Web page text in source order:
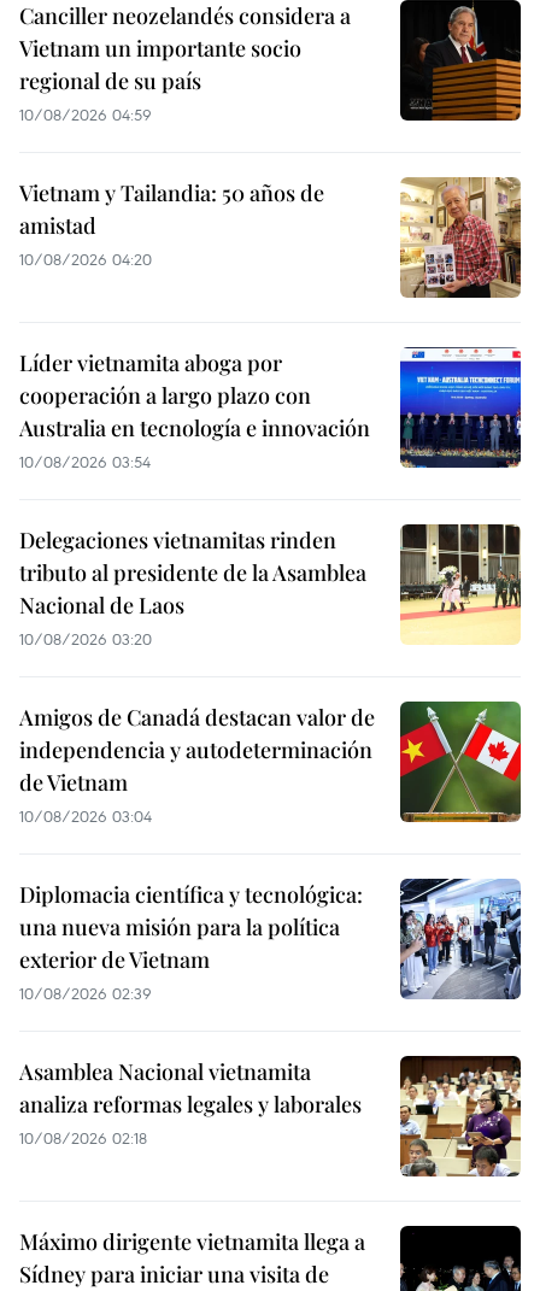
Canciller neozelandés considera a
Vietnam un importante socio
regional de su país
10/08/2026 04:59
Vietnam y Tailandia: 50 años de
amistad
10/08/2026 04:20
Líder vietnamita aboga por
cooperación a largo plazo con
Australia en tecnología e innovación
10/08/2026 03:54
Delegaciones vietnamitas rinden
tributo al presidente de la Asamblea
Nacional de Laos
10/08/2026 03:20
Amigos de Canadá destacan valor de
independencia y autodeterminación
de Vietnam
10/08/2026 03:04
Diplomacia científica y tecnológica:
una nueva misión para la política
exterior de Vietnam
10/08/2026 02:39
Asamblea Nacional vietnamita
analiza reformas legales y laborales
10/08/2026 02:18
Máximo dirigente vietnamita llega a
Sídney para iniciar una visita de